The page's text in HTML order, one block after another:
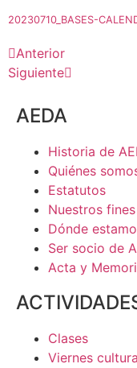
20230710_BASES-
Anterior
Siguiente
AEDA
Historia de
Quiénes
Estatutos
Nuestros fines
Dónde
Ser socio de
Acta y
Clases
Viernes